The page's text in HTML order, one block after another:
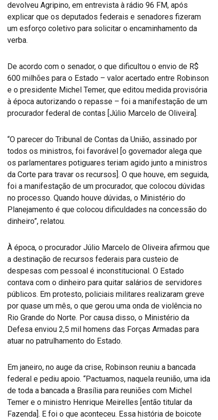
devolveu Agripino, em entrevista à rádio 96 FM, após
explicar que os deputados federais e senadores fizeram
um esforço coletivo para solicitar o encaminhamento da
verba.
De acordo com o senador, o que dificultou o envio de R$
600 milhões para o Estado – valor acertado entre Robinson
e o presidente Michel Temer, que editou medida provisória
à época autorizando o repasse – foi a manifestação de um
procurador federal de contas [Júlio Marcelo de Oliveira].
“O parecer do Tribunal de Contas da União, assinado por
todos os ministros, foi favorável [o governador alega que
os parlamentares potiguares teriam agido junto a ministros
da Corte para travar os recursos]. O que houve, em seguida,
foi a manifestação de um procurador, que colocou dúvidas
no processo. Quando houve dúvidas, o Ministério do
Planejamento é que colocou dificuldades na concessão do
dinheiro”, relatou.
À época, o procurador Júlio Marcelo de Oliveira afirmou que
a destinação de recursos federais para custeio de
despesas com pessoal é inconstitucional. O Estado
contava com o dinheiro para quitar salários de servidores
públicos. Em protesto, policiais militares realizaram greve
por quase um mês, o que gerou uma onda de violência no
Rio Grande do Norte. Por causa disso, o Ministério da
Defesa enviou 2,5 mil homens das Forças Armadas para
atuar no patrulhamento do Estado.
Em janeiro, no auge da crise, Robinson reuniu a bancada
federal e pediu apoio. “Pactuamos, naquela reunião, uma ida
de toda a bancada a Brasília para reuniões com Michel
Temer e o ministro Henrique Meirelles [então titular da
Fazenda]. E foi o que aconteceu. Essa história de boicote